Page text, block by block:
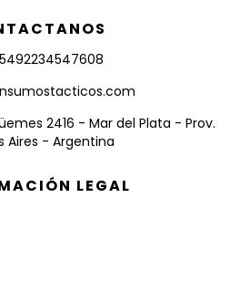
2416 - Mar del Plata - Prov.
Aires - Argentina
LEGAL